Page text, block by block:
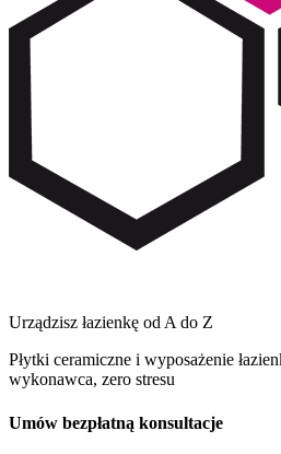
Urządzisz łazienkę od A do Z
Płytki ceramiczne i wyposażenie
wykonawca, zero stresu
Umów bezpłatną konsultacje